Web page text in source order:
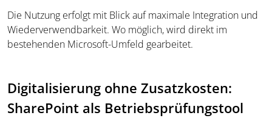
Die Nutzung erfolgt mit Blick auf maximale Integration und
Wiederverwendbarkeit. Wo möglich, wird direkt im
bestehenden Microsoft-Umfeld gearbeitet.
Digitalisierung ohne Zusatzkosten:
SharePoint als Betriebsprüfungstool